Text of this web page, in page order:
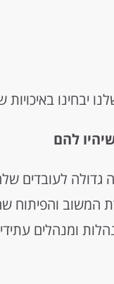
יבחינו באיכויות
גדולה לעובדים
המשוב והפיתוח
ומנהלים